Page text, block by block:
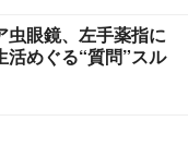
虫眼鏡、左手薬指に
めぐる“質問”スル